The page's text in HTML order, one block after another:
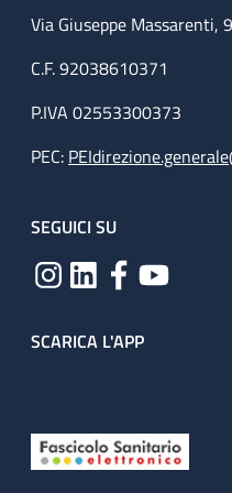
Via Giuseppe Massarenti,
C.F. 92038610371
P.IVA 02553300373
PEC:
SEGUICI SU
SCARICA L'APP